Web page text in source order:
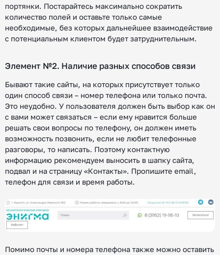
портянки. Постарайтесь максимально сократить
количество полей и оставьте только самые
необходимые, без которых дальнейшее взаимодействие
с потенциальным клиентом будет затруднительным.
Элемент №2. Наличие разных способов связи
Бывают такие сайты, на которых присутствует только
один способ связи – номер телефона или только почта.
Это неудобно. У пользователя должен быть выбор как он
с вами может связаться – если ему нравится больше
решать свои вопросы по телефону, он должен иметь
возможность позвонить, если не любит телефонные
разговоры, то написать. Поэтому контактную
информацию рекомендуем выносить в шапку сайта,
подвал и на страницу «Контакты». Пропишите email,
телефон для связи и время работы.
Помимо почты и номера телефона также можно оставить